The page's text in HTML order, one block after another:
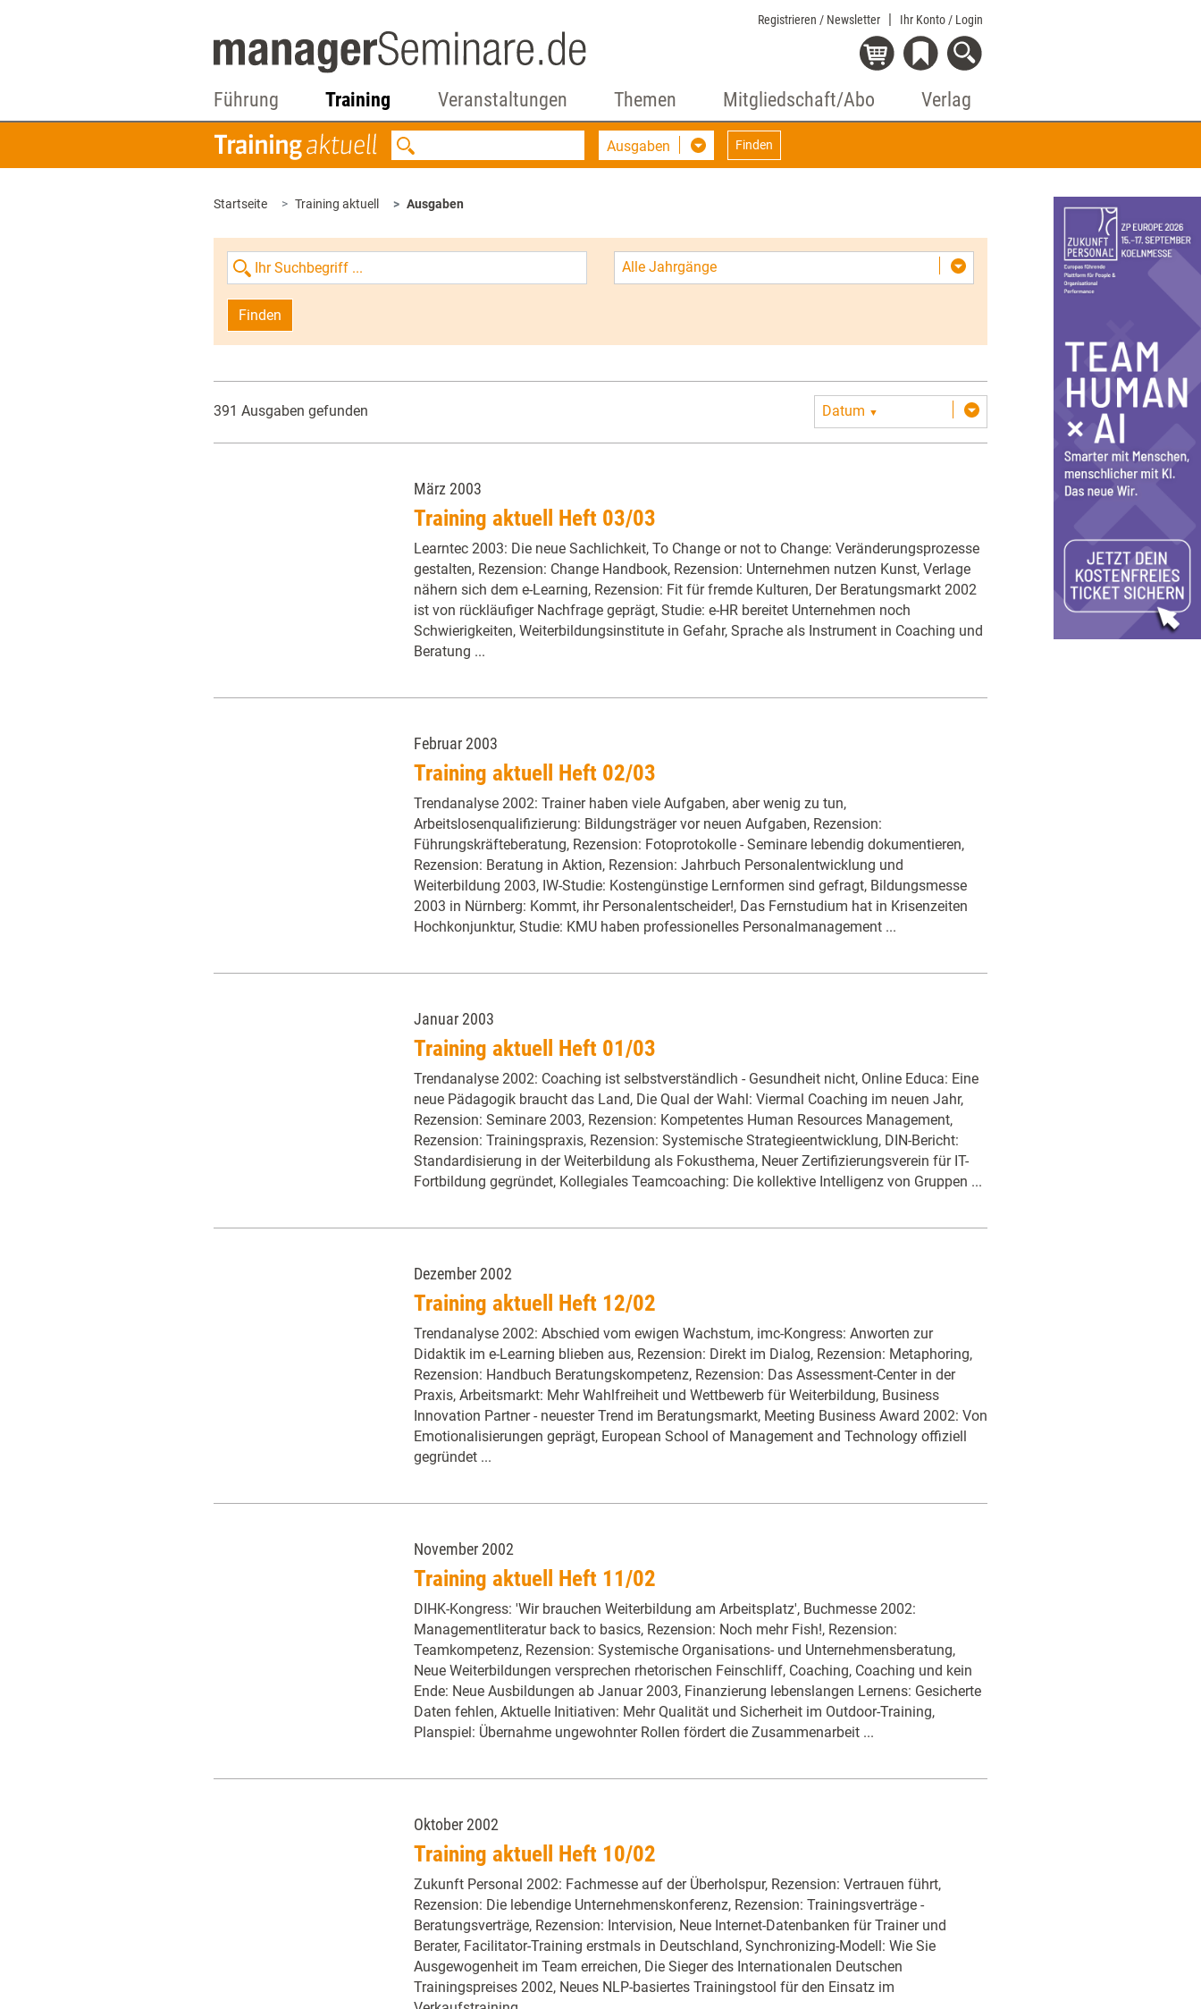
Registrieren / Newsletter Ihr Konto / Login
Führung Training Veranstaltungen Themen Mitgliedschaft/Abo Verlag
Ausgaben Finden
Startseite Training aktuell Ausgaben
Alle Jahrgänge
Finden
391 Ausgaben gefunden Datum ▼
März 2003
Training aktuell Heft 03/03
Learntec 2003: Die neue Sachlichkeit, To Change or not to Change: Veränderungsprozesse
gestalten, Rezension: Change Handbook, Rezension: Unternehmen nutzen Kunst, Verlage
nähern sich dem e-Learning, Rezension: Fit für fremde Kulturen, Der Beratungsmarkt 2002
ist von rückläufiger Nachfrage geprägt, Studie: e-HR bereitet Unternehmen noch
Schwierigkeiten, Weiterbildungsinstitute in Gefahr, Sprache als Instrument in Coaching und
Beratung ...
Februar 2003
Training aktuell Heft 02/03
Trendanalyse 2002: Trainer haben viele Aufgaben, aber wenig zu tun,
Arbeitslosenqualifizierung: Bildungsträger vor neuen Aufgaben, Rezension:
Führungskräfteberatung, Rezension: Fotoprotokolle - Seminare lebendig dokumentieren,
Rezension: Beratung in Aktion, Rezension: Jahrbuch Personalentwicklung und
Weiterbildung 2003, IW-Studie: Kostengünstige Lernformen sind gefragt, Bildungsmesse
2003 in Nürnberg: Kommt, ihr Personalentscheider!, Das Fernstudium hat in Krisenzeiten
Hochkonjunktur, Studie: KMU haben professionelles Personalmanagement ...
Januar 2003
Training aktuell Heft 01/03
Trendanalyse 2002: Coaching ist selbstverständlich - Gesundheit nicht, Online Educa: Eine
neue Pädagogik braucht das Land, Die Qual der Wahl: Viermal Coaching im neuen Jahr,
Rezension: Seminare 2003, Rezension: Kompetentes Human Resources Management,
Rezension: Trainingspraxis, Rezension: Systemische Strategieentwicklung, DIN-Bericht:
Standardisierung in der Weiterbildung als Fokusthema, Neuer Zertifizierungsverein für IT-
Fortbildung gegründet, Kollegiales Teamcoaching: Die kollektive Intelligenz von Gruppen ...
Dezember 2002
Training aktuell Heft 12/02
Trendanalyse 2002: Abschied vom ewigen Wachstum, imc-Kongress: Anworten zur
Didaktik im e-Learning blieben aus, Rezension: Direkt im Dialog, Rezension: Metaphoring,
Rezension: Handbuch Beratungskompetenz, Rezension: Das Assessment-Center in der
Praxis, Arbeitsmarkt: Mehr Wahlfreiheit und Wettbewerb für Weiterbildung, Business
Innovation Partner - neuester Trend im Beratungsmarkt, Meeting Business Award 2002: Von
Emotionalisierungen geprägt, European School of Management and Technology offiziell
gegründet ...
November 2002
Training aktuell Heft 11/02
DIHK-Kongress: 'Wir brauchen Weiterbildung am Arbeitsplatz', Buchmesse 2002:
Managementliteratur back to basics, Rezension: Noch mehr Fish!, Rezension:
Teamkompetenz, Rezension: Systemische Organisations- und Unternehmensberatung,
Neue Weiterbildungen versprechen rhetorischen Feinschliff, Coaching, Coaching und kein
Ende: Neue Ausbildungen ab Januar 2003, Finanzierung lebenslangen Lernens: Gesicherte
Daten fehlen, Aktuelle Initiativen: Mehr Qualität und Sicherheit im Outdoor-Training,
Planspiel: Übernahme ungewohnter Rollen fördert die Zusammenarbeit ...
Oktober 2002
Training aktuell Heft 10/02
Zukunft Personal 2002: Fachmesse auf der Überholspur, Rezension: Vertrauen führt,
Rezension: Die lebendige Unternehmenskonferenz, Rezension: Trainingsverträge -
Beratungsverträge, Rezension: Intervision, Neue Internet-Datenbanken für Trainer und
Berater, Facilitator-Training erstmals in Deutschland, Synchronizing-Modell: Wie Sie
Ausgewogenheit im Team erreichen, Die Sieger des Internationalen Deutschen
Trainingspreises 2002, Neues NLP-basiertes Trainingstool für den Einsatz im